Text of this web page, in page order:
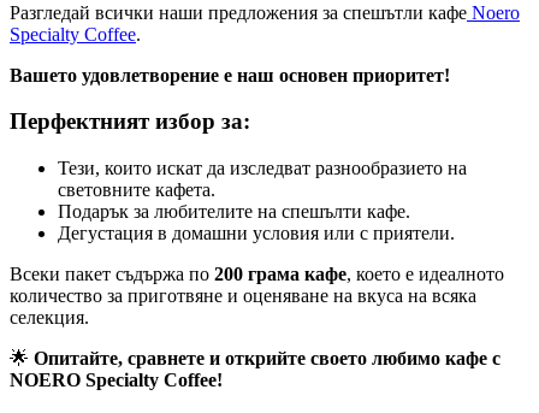
Разгледай всички наши предложения за спешътли кафе Noero
Specialty Coffee.
Вашето удовлетворение е наш основен приоритет!
Перфектният избор за:
Тези, които искат да изследват разнообразието на
световните кафета.
Подарък за любителите на спешълти кафе.
Дегустация в домашни условия или с приятели.
Всеки пакет съдържа по 200 грама кафе, което е идеалното
количество за приготвяне и оценяване на вкуса на всяка
селекция.
🌟 Опитайте, сравнете и открийте своето любимо кафе с
NOERO Specialty Coffee!